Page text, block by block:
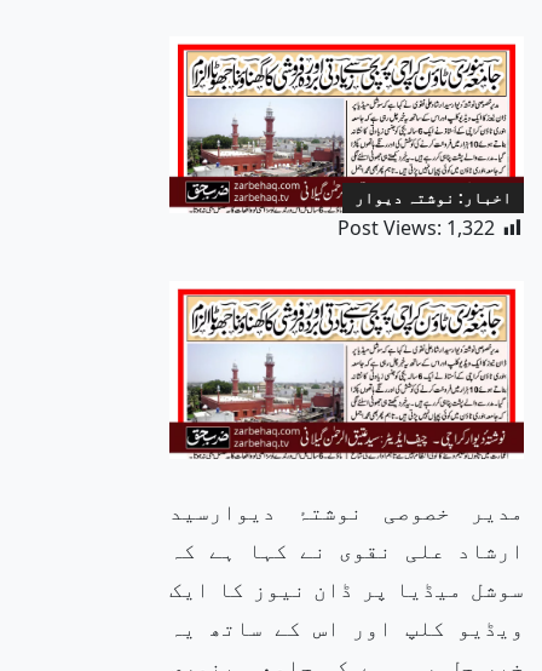
اخبار: نوشتہ دیوار
Post Views: 1,322
مدیر خصوصی نوشتۂ دیوارسید
ارشاد علی نقوی نے کہا ہے کہ
سوشل میڈیا پر ڈان نیوز کا ایک
ویڈیو کلپ اور اس کے ساتھ یہ